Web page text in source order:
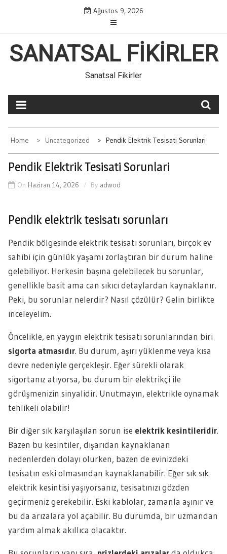
content
Ağustos 9, 2026
SANATSAL FIKIRLER
Sanatsal Fikirler
Home Uncategorized Pendik Elektrik Tesisati Sorunlari
Pendik Elektrik Tesisati Sorunlari
On Haziran 14, 2026 By adwod
Pendik elektrik tesisatı sorunları
Pendik bölgesinde elektrik tesisatı sorunları, birçok ev
sahibi için günlük yaşamı zorlaştıran bir durum haline
gelebiliyor. Herkesin başına gelebilecek bu sorunlar,
genellikle basit ama can sıkıcı detaylardan kaynaklanır.
Peki, bu sorunlar nelerdir? Nasıl çözülür? Gelin birlikte
inceleyelim.
Öncelikle, en yaygın elektrik tesisatı sorunlarından biri
sigorta atmasıdır. Bu durum, aşırı yüklenme veya kısa
devre nedeniyle gerçekleşir. Eğer sürekli olarak
sigortanız atıyorsa, bu durum bir elektrikçi ile
görüşmenizin sinyalidir. Unutmayın, elektrikle oynamak
tehlikeli olabilir!
Bir diğer sık karşılaşılan sorun ise elektrik kesintileridir.
Bazen bu kesintiler, dışarıdan kaynaklanan
nedenlerden dolayı olurken, bazen de evinizdeki
tesisatın eski olmasından kaynaklanabilir. Eğer sık sık
elektrik kesintisi yaşıyorsanız, tesisatınızı gözden
geçirmeniz gerekebilir. Eski kablolar, zamanla aşınır ve
bu da arızalara yol açabilir. Bu durumda, bir uzmandan
yardım almak akıllıca olacaktır.